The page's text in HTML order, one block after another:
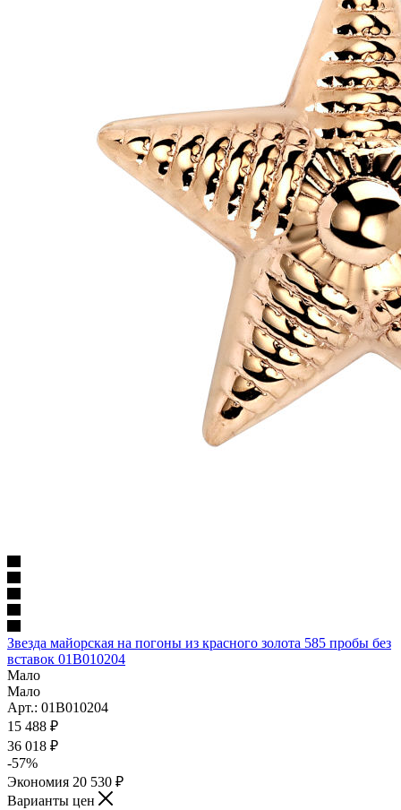
Звезда майорская на погоны из красного золота 585 пробы без
вставок 01В010204
Мало
Мало
Арт.: 01В010204
15 488 ₽
36 018 ₽
-57%
Экономия 20 530 ₽
Варианты цен